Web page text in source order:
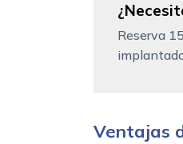
Reserva
Ventajas